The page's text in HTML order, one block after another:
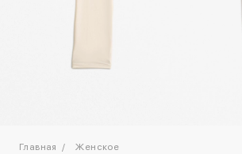
Главная Женское